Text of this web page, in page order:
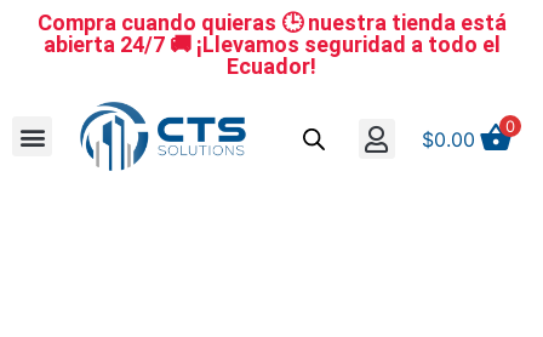
Compra cuando quieras 🕒 nuestra tienda está
abierta 24/7 🚚 ¡Llevamos seguridad a todo el
Ecuador!
$0.00
0